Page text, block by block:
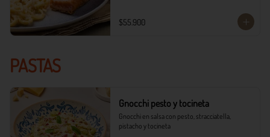
$55.900
PASTAS
Gnocchi pesto y tocineta
Gnocchi en salsa con pesto, stracciatella,
pistacho y tocineta